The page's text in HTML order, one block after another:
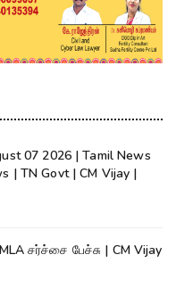
07 2026 | Tamil News
| TN Govt | CM Vijay |
சர்ச்சை பேச்சு | CM Vijay